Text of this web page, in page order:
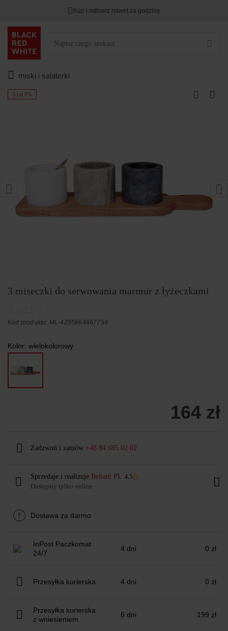
Kup i odbierz nawet za godzinę
miski i salaterki
5 rat 0%
3 miseczki do serwowania marmur z łyżeczkami
Kod produktu: ML-4255664867759
Kolor: wielokolorowy
164 zł
Zadzwoń i zamów +48 84 685 02 02
Sprzedaje i realizuje Beliani PL 4.5
Dostępny tylko online
! Dostawa za darmo
InPost Paczkomat
24/7
4 dni 0 zł
Przesyłka kurierska 4 dni 0 zł
Przesyłka kurierska
z wniesieniem
6 dni 199 zł